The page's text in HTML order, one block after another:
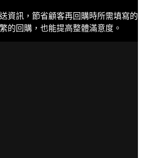
資訊，節省顧客再回購時所需填寫的
的回購，也能提高整體滿意度。